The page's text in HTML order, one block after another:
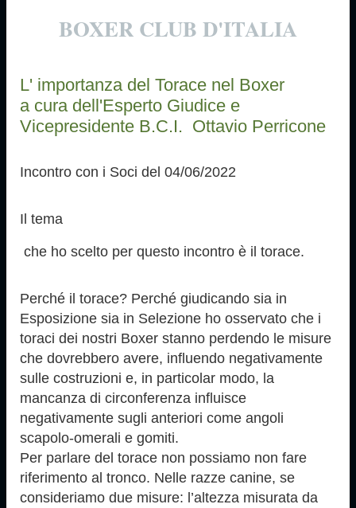
BOXER CLUB D'ITALIA
L' importanza del Torace nel Boxer
a cura dell'Esperto Giudice e
Vicepresidente B.C.I. Ottavio Perricone
Incontro con i Soci del 04/06/2022
Il tema
che ho scelto per questo incontro è il torace.
Perché il torace? Perché giudicando sia in
Esposizione sia in Selezione ho osservato che i
toraci dei nostri Boxer stanno perdendo le misure
che dovrebbero avere, influendo negativamente
sulle costruzioni e, in particolar modo, la
mancanza di circonferenza influisce
negativamente sugli anteriori come angoli
scapolo-omerali e gomiti.
Per parlare del torace non possiamo non fare
riferimento al tronco. Nelle razze canine, se
consideriamo due misure: l’altezza misurata da